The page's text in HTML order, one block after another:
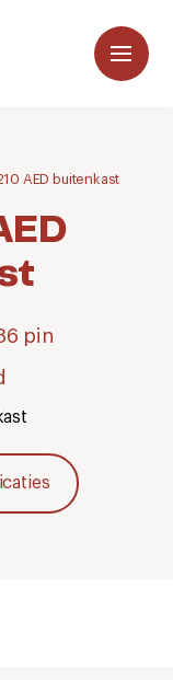
AED buitenkast
pin